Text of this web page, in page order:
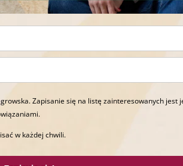
Zapisanie się na listę zainteresowanych jest
w każdej chwili.